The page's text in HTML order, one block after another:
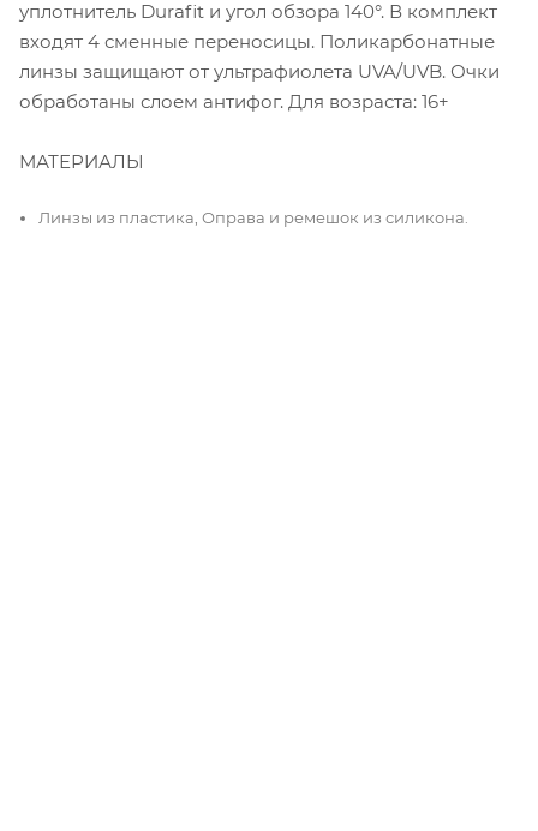
уплотнитель Durafit и угол обзора 140°. В комплект
входят 4 сменные переносицы. Поликарбонатные
линзы защищают от ультрафиолета UVA/UVB. Очки
обработаны слоем антифог. Для возраста: 16+
МАТЕРИАЛЫ
Линзы из пластика, Оправа и ремешок из силикона.